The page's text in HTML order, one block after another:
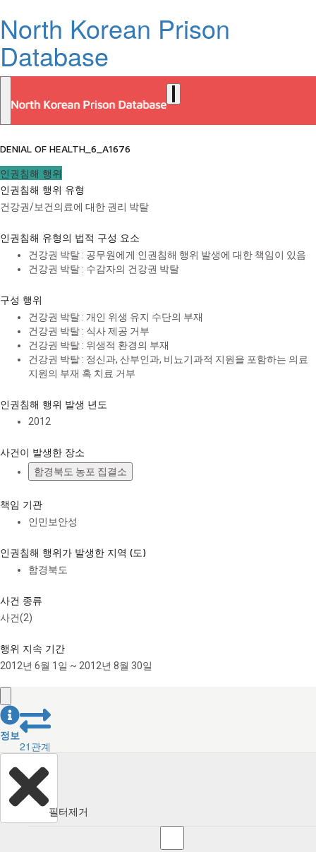
North Korean Prison
Database
DENIAL OF HEALTH_6_A1676
인권침해 행위
인권침해 행위 유형
건강권/보건의료에 대한 권리 박탈
인권침해 유형의 법적 구성 요소
건강권 박탈 : 공무원에게 인권침해 행위 발생에 대한 책임이 있음
건강권 박탈 : 수감자의 건강권 박탈
구성 행위
건강권 박탈 : 개인 위생 유지 수단의 부재
건강권 박탈 : 식사 제공 거부
건강권 박탈 : 위생적 환경의 부재
건강권 박탈 : 정신과, 산부인과, 비뇨기과적 지원을 포함하는 의료
지원의 부재 혹 치료 거부
인권침해 행위 발생 년도
2012
사건이 발생한 장소
함경북도 농포 집결소
책임 기관
인민보안성
인권침해 행위가 발생한 지역 (도)
함경북도
사건 종류
사건(2)
행위 지속 기간
2012년 6월 1일 ~ 2012년 8월 30일
정보
21 관계
필터제거